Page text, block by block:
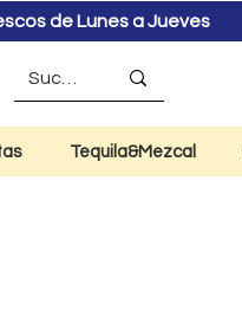
de Lunes a Jueves
Tequila&Mezcal